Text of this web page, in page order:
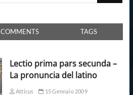
COMMENTS TAGS
Lectio prima pars secunda –
La pronuncia del latino
Atticus
15 Gennaio 2009